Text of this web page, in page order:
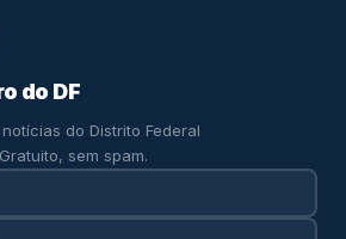
do DF
do Distrito Federal
sem spam.